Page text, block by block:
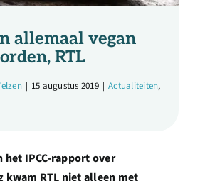
allemaal vegan
RTL
| 15 augustus 2019 | Actualiteiten,
het IPCC-rapport over
RTL niet alleen met